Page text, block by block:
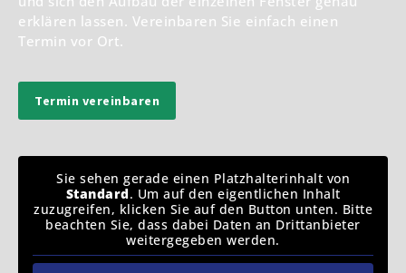
erklären lassen. Vereinbaren Sie einfach einen
Termin vor Ort.
Termin vereinbaren
Sie sehen gerade einen Platzhalterinhalt von
Standard. Um auf den eigentlichen Inhalt
zuzugreifen, klicken Sie auf den Button unten. Bitte
beachten Sie, dass dabei Daten an Drittanbieter
weitergegeben werden.